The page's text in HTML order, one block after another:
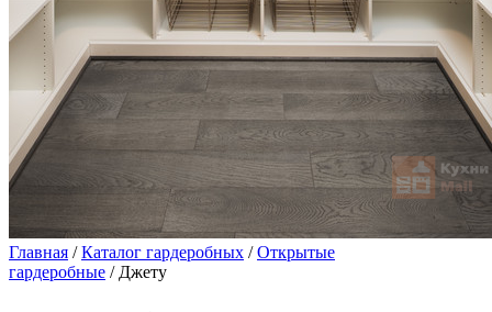
Главная /Каталог гардеробных /Открытые
гардеробные / Джету